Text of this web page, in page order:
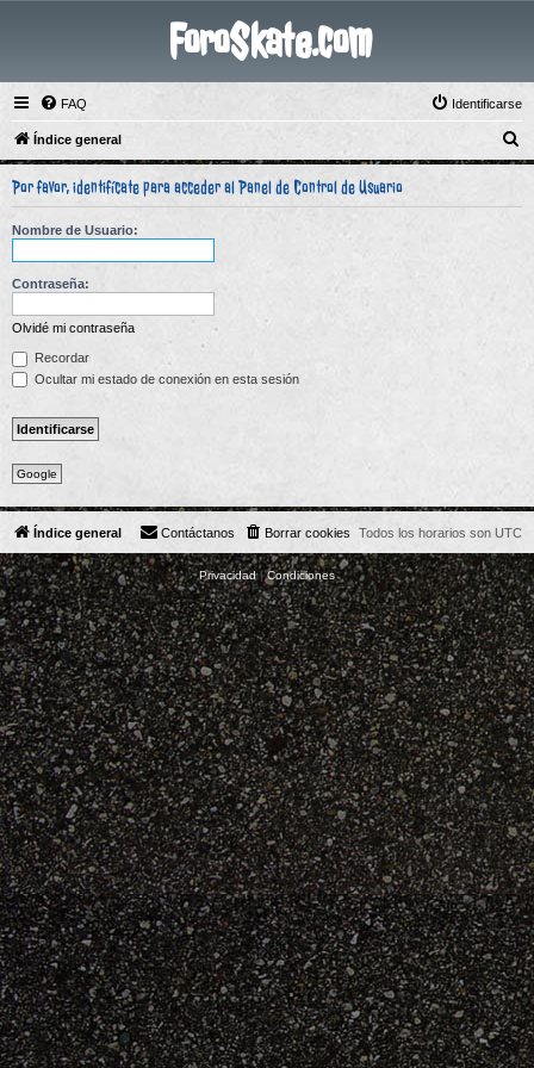
ForoSkate.com
FAQ Identificarse
Índice general
u
Por favor, identifícate para acceder al Panel de Control de Usuario
Nombre de Usuario:
Contraseña:
Olvidé mi contraseña
Recordar
Ocultar mi estado de conexión en esta sesión
Google
Índice general Todos los horarios son UTC
Borrar cookies
Contáctanos
Privacidad|Condiciones